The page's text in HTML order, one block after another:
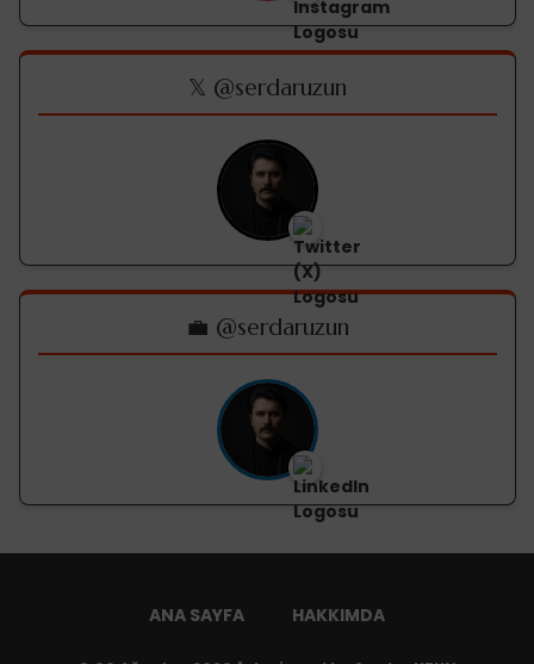
𝕏 @serdaruzun
💼 @serdaruzun
ANA SAYFA HAKKIMDA